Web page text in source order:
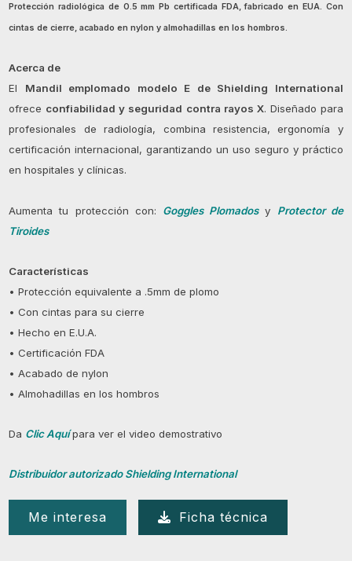
Protección radiológica de 0.5 mm Pb certificada FDA, fabricado en EUA. Con
cintas de cierre, acabado en nylon y almohadillas en los hombros.
Acerca de
El Mandil emplomado modelo E de Shielding International
ofrece confiabilidad y seguridad contra rayos X. Diseñado para
profesionales de radiología, combina resistencia, ergonomía y
certificación internacional, garantizando un uso seguro y práctico
en hospitales y clínicas.
Aumenta tu protección con: Goggles Plomadosy Protector de
Tiroides
Características
• Protección equivalente a .5mm de plomo
• Con cintas para su cierre
• Hecho en E.U.A.
• Certificación FDA
• Acabado de nylon
• Almohadillas en los hombros
Da Clic Aquípara ver el video demostrativo
Distribuidor autorizado Shielding International
Me interesa Ficha técnica